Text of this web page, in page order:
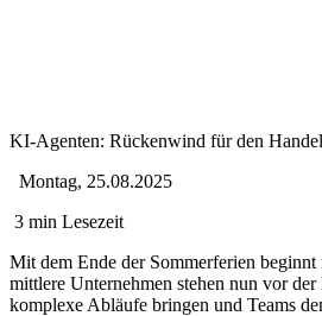
KI-Agenten: Rückenwind für den
Montag, 25.08.2025
3 min Lesezeit
Mit dem Ende der Sommerferien
mittlere Unternehmen stehen nun vor
komplexe Abläufe bringen und Teams